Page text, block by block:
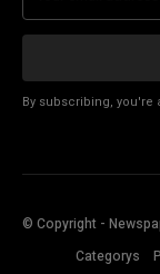
By subscribing,
© Copyright -
Categorys